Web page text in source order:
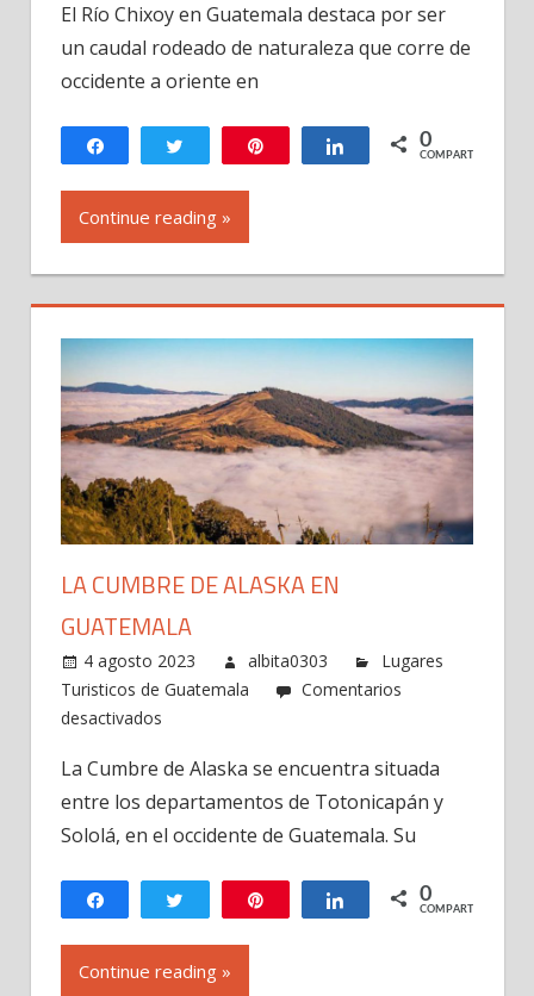
Chixoy
en
El Río Chixoy en Guatemala destaca por ser
un caudal rodeado de naturaleza que corre de
occidente a oriente en
Compartir Twittear Compartir
0
COMPARTIR
Continue reading »
LA CUMBRE DE ALASKA EN
GUATEMALA
4 agosto 2023 albita0303
Lugares
Turisticos de Guatemala
Comentarios
desactivados
Cumbre
de
Alaska
Guatemala
La Cumbre de Alaska se encuentra situada
entre los departamentos de Totonicapán y
Sololá, en el occidente de Guatemala. Su
Compartir Twittear Compartir
0
COMPARTIR
Continue reading »